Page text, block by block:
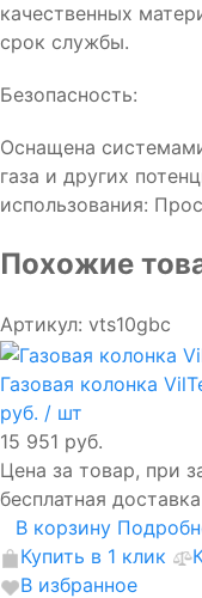
качественных
срок службы.
Безопасность:
Оснащена
газа и других
использования:
Похожие
Артикул: vts10gbc
Газовая колонка
руб. / шт
15 951 руб.
Цена за товар, при
бесплатная доставка
В корзину
Купить в 1 клик
В избранное